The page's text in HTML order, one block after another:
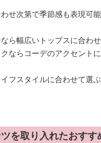
せ次第で季節感も表現可能
ら幅広いトップスに合わ
ならコーデのアクセントに
フスタイルに合わせて選
を取り入れたおすす